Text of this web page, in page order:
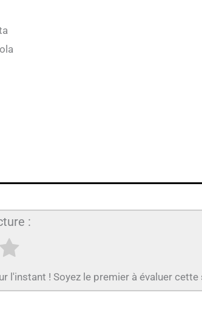
:
l'instant ! Soyez le premier à évaluer